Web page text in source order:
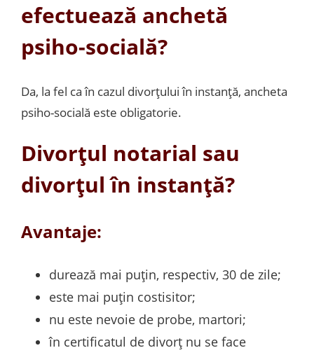
efectuează anchetă
psiho-socială?
Da, la fel ca în cazul divorțului în instanță, ancheta
psiho-socială este obligatorie.
Divorțul notarial sau
divorțul în instanță?
Avantaje:
durează mai puțin, respectiv, 30 de zile;
este mai puțin costisitor;
nu este nevoie de probe, martori;
în certificatul de divorț nu se face